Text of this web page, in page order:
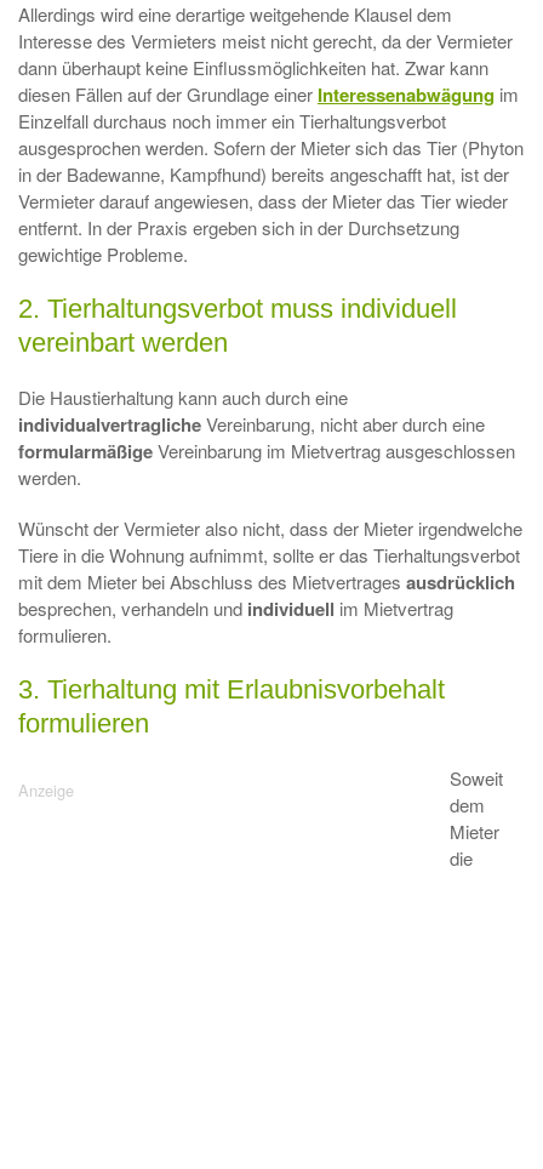
Allerdings wird eine derartige weitgehende Klausel dem
Interesse des Vermieters meist nicht gerecht, da der Vermieter
dann überhaupt keine Einflussmöglichkeiten hat. Zwar kann
diesen Fällen auf der Grundlage einer Interessenabwägung im
Einzelfall durchaus noch immer ein Tierhaltungsverbot
ausgesprochen werden. Sofern der Mieter sich das Tier (Phyton
in der Badewanne, Kampfhund) bereits angeschafft hat, ist der
Vermieter darauf angewiesen, dass der Mieter das Tier wieder
entfernt. In der Praxis ergeben sich in der Durchsetzung
gewichtige Probleme.
2. Tierhaltungsverbot muss individuell
vereinbart werden
Die Haustierhaltung kann auch durch eine
individualvertraglicheVereinbarung, nicht aber durch eine
formularmäßigeVereinbarung im Mietvertrag ausgeschlossen
werden.
Wünscht der Vermieter also nicht, dass der Mieter irgendwelche
Tiere in die Wohnung aufnimmt, sollte er das Tierhaltungsverbot
mit dem Mieter bei Abschluss des Mietvertrages ausdrücklich
besprechen, verhandeln und individuell im Mietvertrag
formulieren.
3. Tierhaltung mit Erlaubnisvorbehalt
formulieren
Soweit
dem
Mieter
die